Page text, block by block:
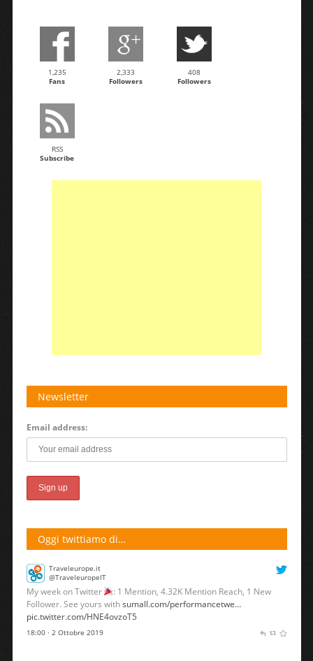
1,235
Fans
2,333
Followers
408
Followers
RSS
Subscribe
Newsletter
Email address:
Oggi twittiamo di…
Traveleurope.it
@TraveleuropeIT
My week on Twitter
: 1 Mention, 4.32K Mention Reach, 1 New
Follower. See yours withsumall.com/performancetwe…
pic.twitter.com/HNE4ovzoT5
18:00 · 2 Ottobre 2019